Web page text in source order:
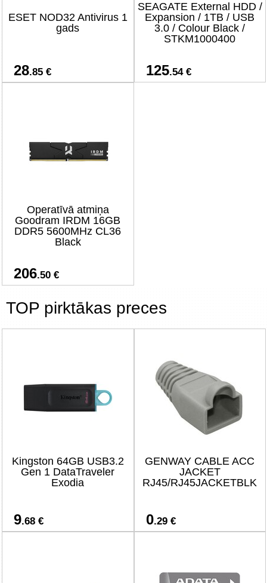
ESET NOD32 Antivirus 1
gads
28.85 €
SEAGATE External HDD /
Expansion / 1TB / USB
3.0 / Colour Black /
STKM1000400
125.54 €
Operatīvā atmiņa
Goodram IRDM 16GB
DDR5 5600MHz CL36
Black
206.50 €
TOP pirktākas preces
Kingston 64GB USB3.2
Gen 1 DataTraveler
Exodia
9.68 €
GENWAY CABLE ACC
JACKET
RJ45/RJ45JACKETBLK
0.29 €